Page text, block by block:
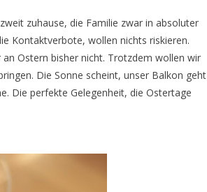
zuhause, die Familie zwar in absoluter
Kontaktverbote, wollen nichts riskieren.
Ostern bisher nicht. Trotzdem wollen wir
Die Sonne scheint, unser Balkon geht
Die perfekte Gelegenheit, die Ostertage